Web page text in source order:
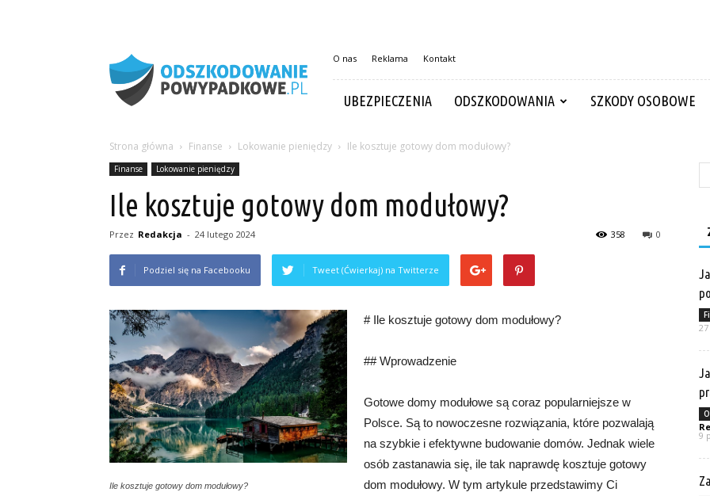
O nas Reklama Kontakt
UBEZPIECZENIA ODSZKODOWANIA SZKODY OSOBOWE
Strona główna Finanse Lokowanie pieniędzy Ile kosztuje gotowy dom modułowy?
Finanse Lokowanie pieniędzy
Ile kosztuje gotowy dom modułowy?
Przez Redakcja - 24 lutego 2024 0
358
Podziel się na Facebooku Tweet (Ćwierkaj) na Twitterze
Ile kosztuje gotowy dom modułowy?
# Ile kosztuje gotowy dom modułowy?
## Wprowadzenie
Gotowe domy modułowe są coraz popularniejsze w
Polsce. Są to nowoczesne rozwiązania, które pozwalają
na szybkie i efektywne budowanie domów. Jednak wiele
osób zastanawia się, ile tak naprawdę kosztuje gotowy
dom modułowy. W tym artykule przedstawimy Ci
9